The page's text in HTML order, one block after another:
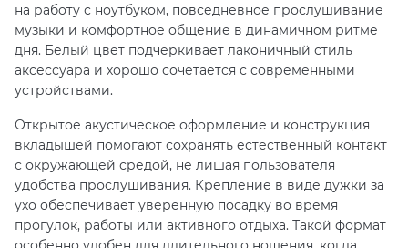
на работу с ноутбуком, повседневное прослушивание
музыки и комфортное общение в динамичном ритме
дня. Белый цвет подчеркивает лаконичный стиль
аксессуара и хорошо сочетается с современными
устройствами.
Открытое акустическое оформление и конструкция
вкладышей помогают сохранять естественный контакт
с окружающей средой, не лишая пользователя
удобства прослушивания. Крепление в виде дужки за
ухо обеспечивает уверенную посадку во время
прогулок, работы или активного отдыха. Такой формат